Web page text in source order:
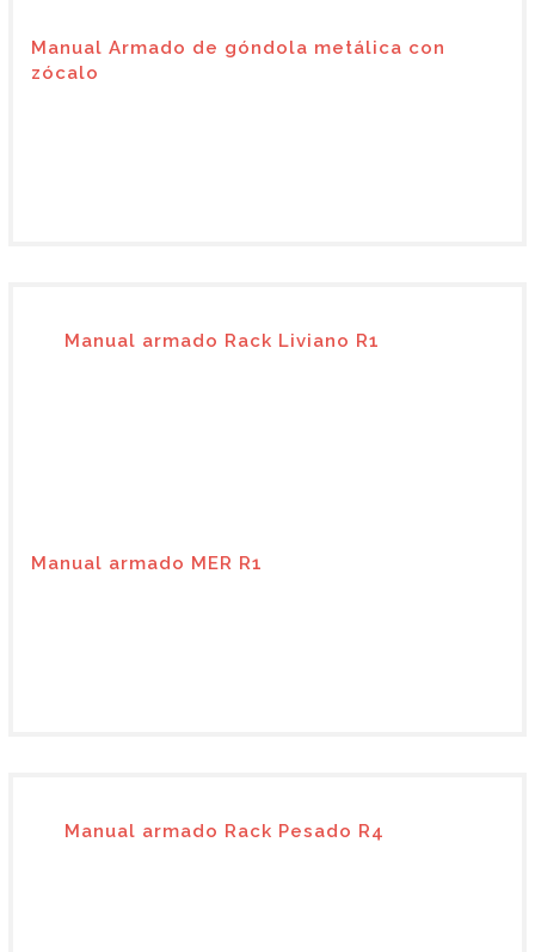
Manual Armado de góndola metálica con
zócalo
Manual armado Rack Liviano R1
Manual armado MER R1
Manual armado Rack Pesado R4